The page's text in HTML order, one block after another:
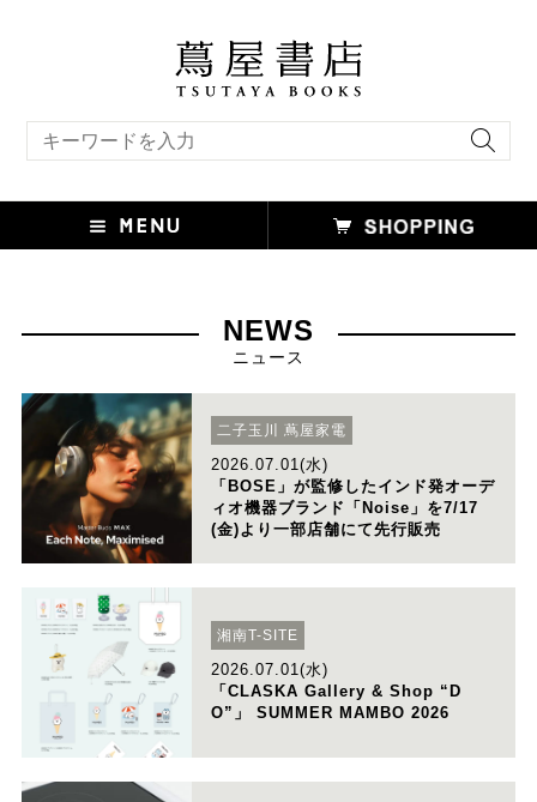
NEWS
ニュース
二子玉川 蔦屋家電
2026.07.01(水)
「BOSE」が監修したインド発オーデ
ィオ機器ブランド「Noise」を7/17
(金)より一部店舗にて先行販売
湘南T-SITE
2026.07.01(水)
「CLASKA Gallery & Shop “D
O”」 SUMMER MAMBO 2026